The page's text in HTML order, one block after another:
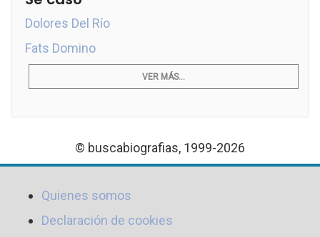
Dolores Del Río
Fats Domino
VER MÁS...
© buscabiografias, 1999-2026
Quienes somos
Declaración de cookies